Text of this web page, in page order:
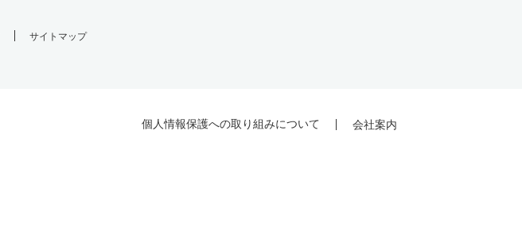
サイトマップ
個人情報保護への取り組みについて 会社案内